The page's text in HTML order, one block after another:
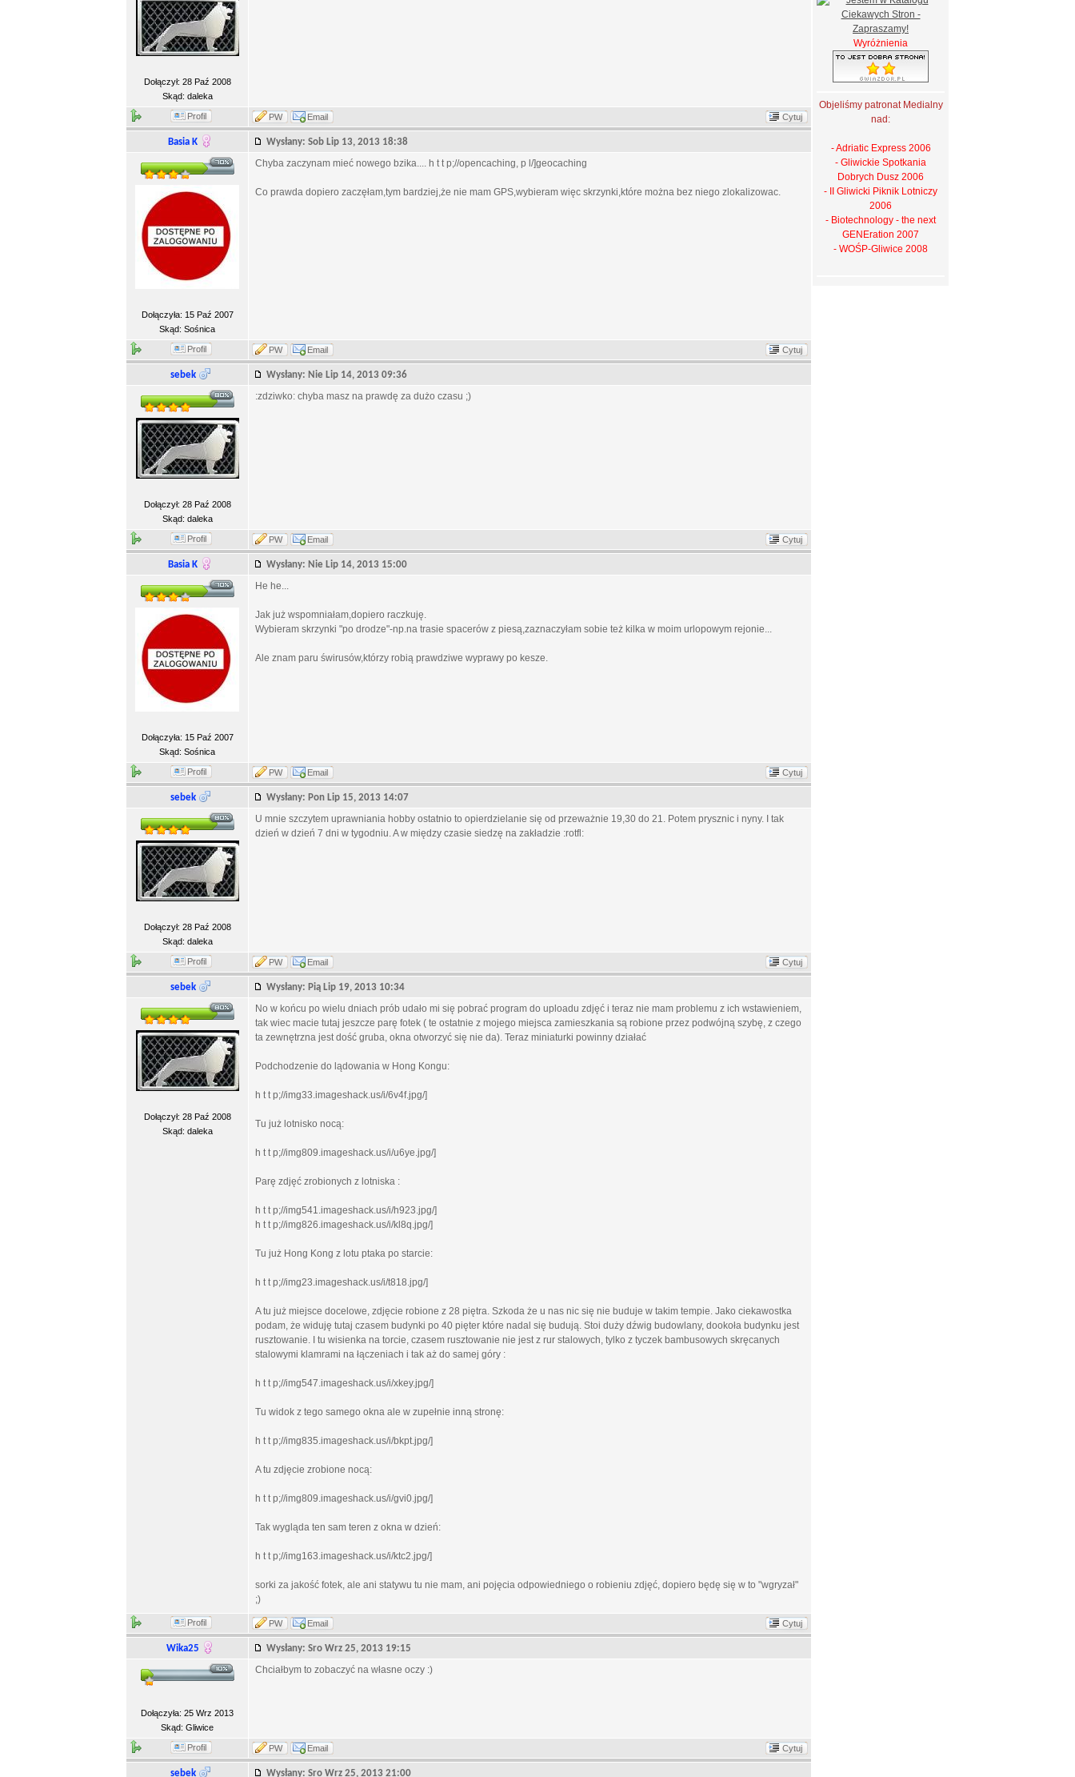
Dołączył: 28 Paź 2008
Skąd: daleka
Profil PW Email Cytuj
Basia K Wysłany: Sob Lip 13, 2013 18:38
Dołączyła: 15 Paź 2007
Skąd: Sośnica
Chyba zaczynam mieć nowego bzika.... h t t p;//opencaching, p l/]geocaching
Co prawda dopiero zaczęłam,tym bardziej,że nie mam GPS,wybieram więc skrzynki,które można bez niego zlokalizowac.
Profil PW Email Cytuj
sebek Wysłany: Nie Lip 14, 2013 09:36
Dołączył: 28 Paź 2008
Skąd: daleka
:zdziwko: chyba masz na prawdę za dużo czasu ;)
Profil PW Email Cytuj
Basia K Wysłany: Nie Lip 14, 2013 15:00
Dołączyła: 15 Paź 2007
Skąd: Sośnica
He he...
Jak już wspomniałam,dopiero raczkuję.
Wybieram skrzynki "po drodze"-np.na trasie spacerów z piesą,zaznaczyłam sobie też kilka w moim urlopowym rejonie...
Ale znam paru świrusów,którzy robią prawdziwe wyprawy po kesze.
Profil PW Email Cytuj
sebek Wysłany: Pon Lip 15, 2013 14:07
Dołączył: 28 Paź 2008
Skąd: daleka
U mnie szczytem uprawniania hobby ostatnio to opierdzielanie się od przeważnie 19,30 do 21. Potem prysznic i nyny. I tak
dzień w dzień 7 dni w tygodniu. A w między czasie siedzę na zakładzie :rotfl:
Profil PW Email Cytuj
sebek Wysłany: Pią Lip 19, 2013 10:34
Dołączył: 28 Paź 2008
Skąd: daleka
No w końcu po wielu dniach prób udało mi się pobrać program do uploadu zdjęć i teraz nie mam problemu z ich wstawieniem,
tak wiec macie tutaj jeszcze parę fotek ( te ostatnie z mojego miejsca zamieszkania są robione przez podwójną szybę, z czego
ta zewnętrzna jest dość gruba, okna otworzyć się nie da). Teraz miniaturki powinny działać
Podchodzenie do lądowania w Hong Kongu:
h t t p;//img33.imageshack.us/i/6v4f.jpg/]
Tu już lotnisko nocą:
h t t p;//img809.imageshack.us/i/u6ye.jpg/]
Parę zdjęć zrobionych z lotniska :
h t t p;//img541.imageshack.us/i/h923.jpg/]
h t t p;//img826.imageshack.us/i/kl8q.jpg/]
Tu już Hong Kong z lotu ptaka po starcie:
h t t p;//img23.imageshack.us/i/t818.jpg/]
A tu już miejsce docelowe, zdjęcie robione z 28 piętra. Szkoda że u nas nic się nie buduje w takim tempie. Jako ciekawostka
podam, że widuję tutaj czasem budynki po 40 pięter które nadal się budują. Stoi duży dźwig budowlany, dookoła budynku jest
rusztowanie. I tu wisienka na torcie, czasem rusztowanie nie jest z rur stalowych, tylko z tyczek bambusowych skręcanych
stalowymi klamrami na łączeniach i tak aż do samej góry :
h t t p;//img547.imageshack.us/i/xkey.jpg/]
Tu widok z tego samego okna ale w zupełnie inną stronę:
h t t p;//img835.imageshack.us/i/bkpt.jpg/]
A tu zdjęcie zrobione nocą:
h t t p;//img809.imageshack.us/i/gvi0.jpg/]
Tak wygląda ten sam teren z okna w dzień:
h t t p;//img163.imageshack.us/i/ktc2.jpg/]
sorki za jakość fotek, ale ani statywu tu nie mam, ani pojęcia odpowiedniego o robieniu zdjęć, dopiero będę się w to "wgryzał"
;)
Profil PW Email Cytuj
Wika25 Wysłany: Sro Wrz 25, 2013 19:15
Dołączyła: 25 Wrz 2013
Skąd: Gliwice
Chciałbym to zobaczyć na własne oczy :)
Profil PW Email Cytuj
sebek Wysłany: Sro Wrz 25, 2013 21:00
Wyróżnienia
Objeliśmy patronat Medialny
nad:
- Adriatic Express 2006
- Gliwickie Spotkania
Dobrych Dusz 2006
- II Gliwicki Piknik Lotniczy
2006
- Biotechnology - the next
GENEration 2007
- WOŚP-Gliwice 2008